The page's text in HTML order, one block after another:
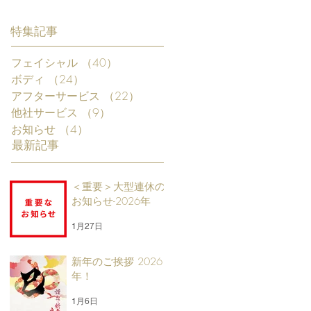
特集記事
フェイシャル （40）
ボディ
（24）
アフターサービス
（22）
他社サービス
（9）
お知らせ
（4）
最新記事
＜重要＞大型連休の
お知らせ-2026年
1月27日
新年のご挨拶 2026
年！
1月6日